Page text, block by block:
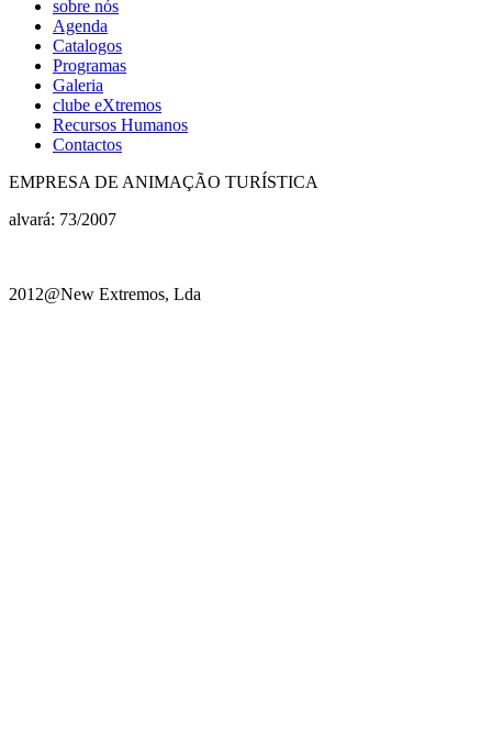
sobre nós
Agenda
Catalogos
Programas
Galeria
clube eXtremos
Recursos Humanos
Contactos
EMPRESA DE ANIMAÇÃO TURÍSTICA
alvará: 73/2007
2012@New Extremos, Lda